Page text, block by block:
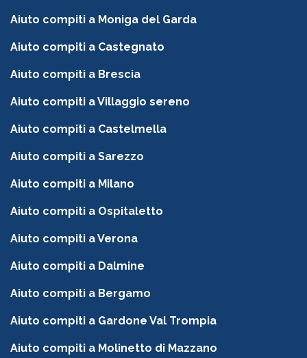
Aiuto compiti a Moniga del Garda
Aiuto compiti a Castegnato
Aiuto compiti a Brescia
Aiuto compiti a Villaggio sereno
Aiuto compiti a Castelmella
Aiuto compiti a Sarezzo
Aiuto compiti a Milano
Aiuto compiti a Ospitaletto
Aiuto compiti a Verona
Aiuto compiti a Dalmine
Aiuto compiti a Bergamo
Aiuto compiti a Gardone Val Trompia
Aiuto compiti a Molinetto di Mazzano